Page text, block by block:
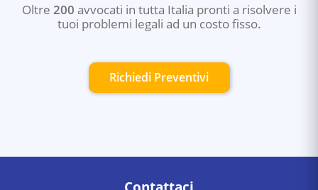
Oltre 200 avvocati in tutta Italia pronti a risolvere i
tuoi problemi legali ad un costo fisso.
Richiedi Preventivi